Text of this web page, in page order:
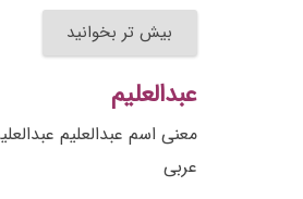
بیش تر بخوانید
عبدالعلیم
معنی اسم عبدالعلیم
عربی